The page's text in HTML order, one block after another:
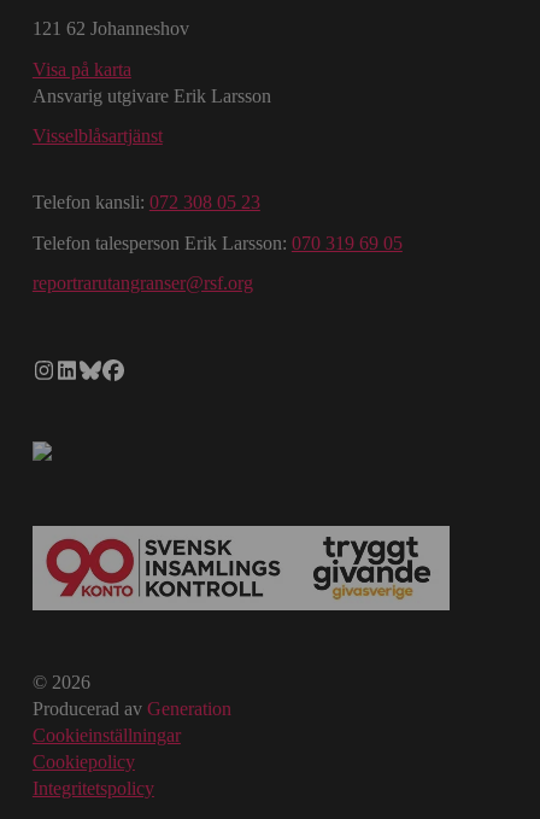
121 62 Johanneshov
Visa på karta
Ansvarig utgivare Erik Larsson
Visselblåsartjänst
Telefon kansli: 072 308 05 23
Telefon talesperson Erik Larsson: 070 319 69 05
reportrarutangranser@rsf.org
© 2026
Producerad av Generation
Cookieinställningar
Cookiepolicy
Integritetspolicy